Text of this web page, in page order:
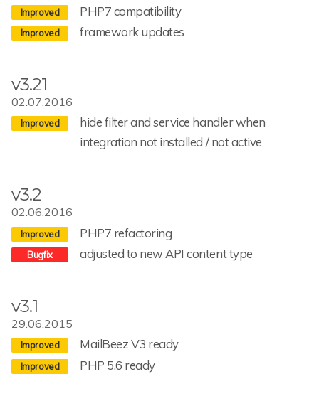
PHP7 compatibility
framework updates
v3.21
02.07.2016
hide filter and service handler when
integration not installed / not active
v3.2
02.06.2016
PHP7 refactoring
adjusted to new API content type
v3.1
29.06.2015
MailBeez V3 ready
PHP 5.6 ready